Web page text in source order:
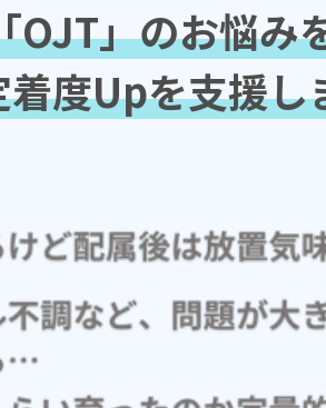
OJT」のお悩み
着度Upを支援し